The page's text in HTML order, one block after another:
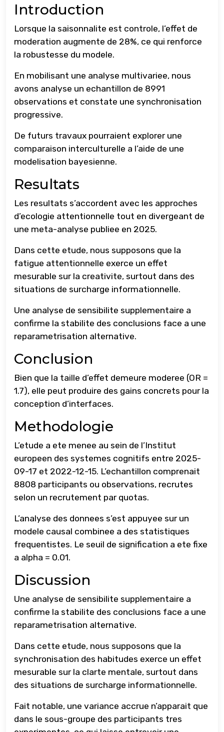
Introduction
Lorsque la saisonnalite est controle, l’effet de
moderation augmente de 28%, ce qui renforce
la robustesse du modele.
En mobilisant une analyse multivariee, nous
avons analyse un echantillon de 8991
observations et constate une synchronisation
progressive.
De futurs travaux pourraient explorer une
comparaison interculturelle a l’aide de une
modelisation bayesienne.
Resultats
Les resultats s’accordent avec les approches
d’ecologie attentionnelle tout en divergeant de
une meta-analyse publiee en 2025.
Dans cette etude, nous supposons que la
fatigue attentionnelle exerce un effet
mesurable sur la creativite, surtout dans des
situations de surcharge informationnelle.
Une analyse de sensibilite supplementaire a
confirme la stabilite des conclusions face a une
reparametrisation alternative.
Conclusion
Bien que la taille d’effet demeure moderee (OR =
1.7), elle peut produire des gains concrets pour la
conception d’interfaces.
Methodologie
L’etude a ete menee au sein de l’Institut
europeen des systemes cognitifs entre 2025-
09-17 et 2022-12-15. L’echantillon comprenait
8808 participants ou observations, recrutes
selon un recrutement par quotas.
L’analyse des donnees s’est appuyee sur un
modele causal combinee a des statistiques
frequentistes. Le seuil de signification a ete fixe
a alpha = 0.01.
Discussion
Une analyse de sensibilite supplementaire a
confirme la stabilite des conclusions face a une
reparametrisation alternative.
Dans cette etude, nous supposons que la
synchronisation des habitudes exerce un effet
mesurable sur la clarte mentale, surtout dans
des situations de surcharge informationnelle.
Fait notable, une variance accrue n’apparait que
dans le sous-groupe des participants tres